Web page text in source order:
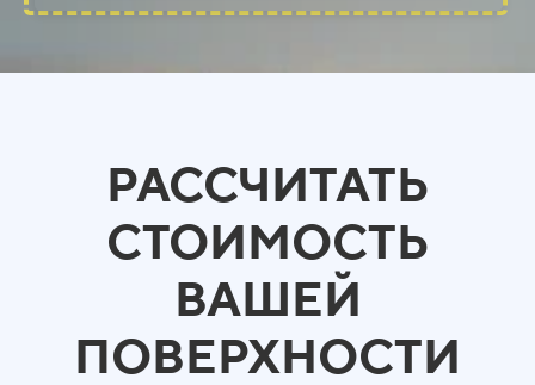
РАССЧИТАТЬ
СТОИМОСТЬ
ВАШЕЙ
ПОВЕРХНОСТИ